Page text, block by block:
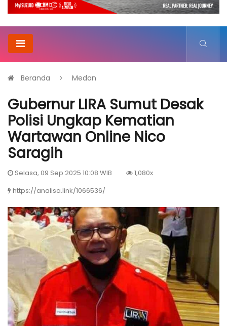
Beranda Medan
Gubernur LIRA Sumut Desak
Polisi Ungkap Kematian
Wartawan Online Nico
Saragih
Selasa, 09 Sep 2025 10:08 WIB
1,080x
https://analisa.link/1066536/